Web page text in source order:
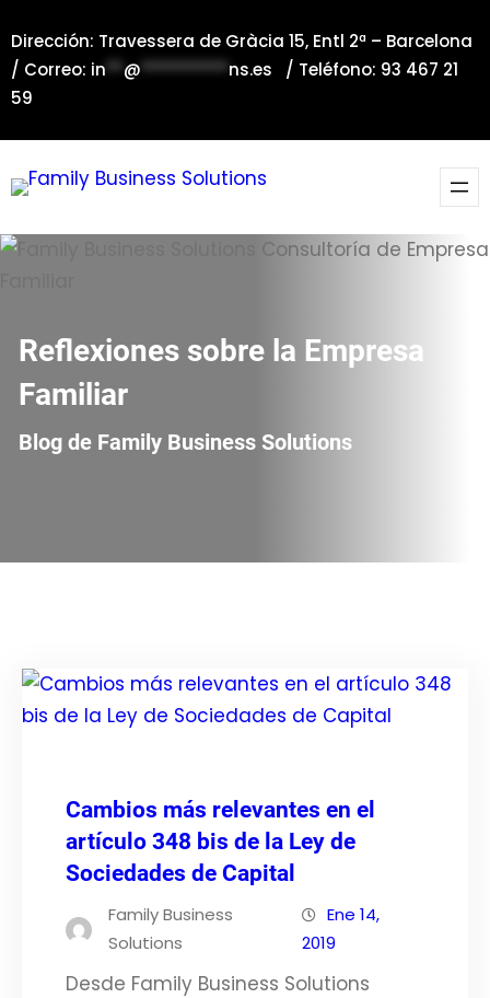
al
contenido
Dirección: Travessera de Gràcia 15, Entl 2ª – Barcelona
/ Correo: in**@**********ns.es / Teléfono: 93 467 21
59
Reflexiones sobre la Empresa
Familiar
Blog de Family Business Solutions
Cambios más relevantes en el
artículo 348 bis de la Ley de
Sociedades de Capital
Family Business
Solutions
Ene 14,
2019
Desde Family Business Solutions